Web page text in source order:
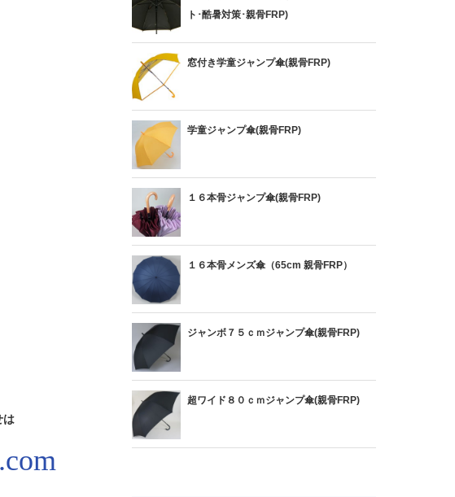
は
ト･酷暑対策･親骨FRP)
窓付き学童ジャンプ傘(親骨FRP)
学童ジャンプ傘(親骨FRP)
１６本骨ジャンプ傘(親骨FRP)
１６本骨メンズ傘（65cm 親骨FRP）
ジャンボ７５ｃｍジャンプ傘(親骨FRP)
超ワイド８０ｃｍジャンプ傘(親骨FRP)